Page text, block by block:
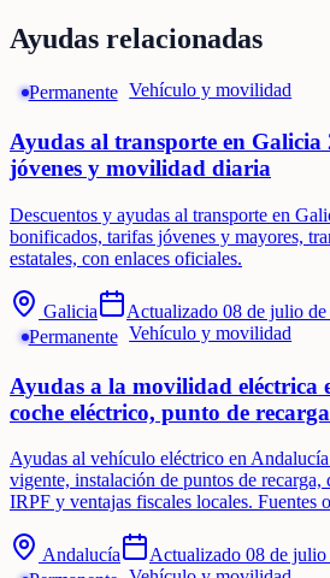
Ayudas relacionadas
Permanente Vehículo y movilidad
Ayudas al transporte en Galicia
jóvenes y movilidad diaria
Descuentos y ayudas al transporte en
bonificados, tarifas jóvenes y mayores,
estatales, con enlaces oficiales.
Galicia Actualizado 08 de julio
Permanente Vehículo y movilidad
Ayudas a la movilidad eléctrica
coche eléctrico, punto de
Ayudas al vehículo eléctrico en
vigente, instalación de puntos de
IRPF y ventajas fiscales locales. Fuentes
Andalucía Actualizado 08 de julio